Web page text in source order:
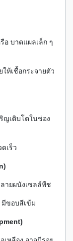
อ บาดแผลเล็ก ๆ
ห้เชื้อกระจายตัว
ริญเติบโตในช่อง
เร็ว
ายผนังเซลล์พืช
ขอบสีเข้ม